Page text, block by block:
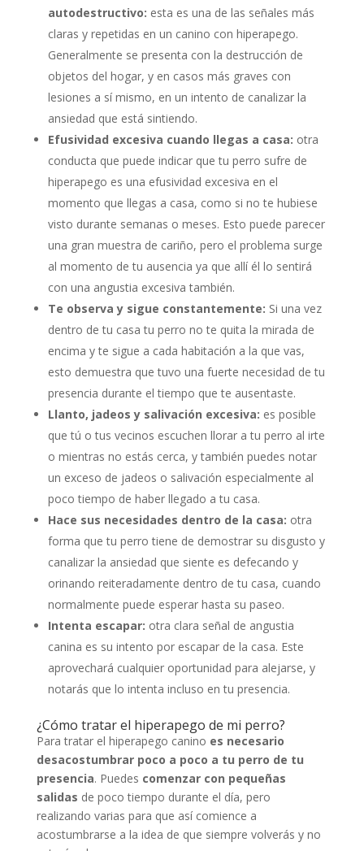
autodestructivo: esta es una de las señales más
claras y repetidas en un canino con hiperapego.
Generalmente se presenta con la destrucción de
objetos del hogar, y en casos más graves con
lesiones a sí mismo, en un intento de canalizar la
ansiedad que está sintiendo.
Efusividad excesiva cuando llegas a casa: otra
conducta que puede indicar que tu perro sufre de
hiperapego es una efusividad excesiva en el
momento que llegas a casa, como si no te hubiese
visto durante semanas o meses. Esto puede parecer
una gran muestra de cariño, pero el problema surge
al momento de tu ausencia ya que allí él lo sentirá
con una angustia excesiva también.
Te observa y sigue constantemente: Si una vez
dentro de tu casa tu perro no te quita la mirada de
encima y te sigue a cada habitación a la que vas,
esto demuestra que tuvo una fuerte necesidad de tu
presencia durante el tiempo que te ausentaste.
Llanto, jadeos y salivación excesiva: es posible
que tú o tus vecinos escuchen llorar a tu perro al irte
o mientras no estás cerca, y también puedes notar
un exceso de jadeos o salivación especialmente al
poco tiempo de haber llegado a tu casa.
Hace sus necesidades dentro de la casa: otra
forma que tu perro tiene de demostrar su disgusto y
canalizar la ansiedad que siente es defecando y
orinando reiteradamente dentro de tu casa, cuando
normalmente puede esperar hasta su paseo.
Intenta escapar: otra clara señal de angustia
canina es su intento por escapar de la casa. Este
aprovechará cualquier oportunidad para alejarse, y
notarás que lo intenta incluso en tu presencia.
¿Cómo tratar el hiperapego de mi perro?
Para tratar el hiperapego canino es necesario
desacostumbrar poco a poco a tu perro de tu
presencia. Puedes comenzar con pequeñas
salidas de poco tiempo durante el día, pero
realizando varias para que así comience a
acostumbrarse a la idea de que siempre volverás y no